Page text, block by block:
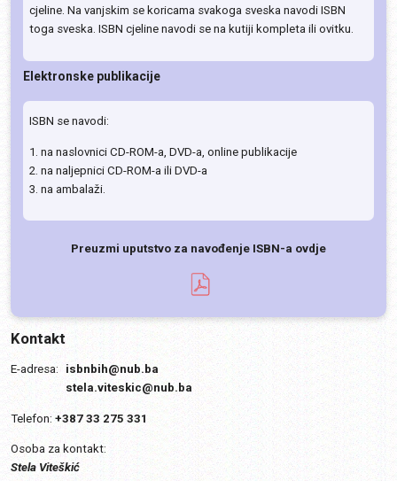
cjeline. Na vanjskim se koricama svakoga sveska navodi ISBN
toga sveska. ISBN cjeline navodi se na kutiji kompleta ili ovitku.
Elektronske publikacije
ISBN se navodi:
1. na naslovnici CD-ROM-a, DVD-a, online publikacije
2. na naljepnici CD-ROM-a ili DVD-a
3. na ambalaži.
Preuzmi uputstvo za navođenje ISBN-a ovdje
Kontakt
E-adresa:
isbnbih@nub.ba
stela.viteskic@nub.ba
Telefon: +387 33 275 331
Osoba za kontakt:
Stela Viteškić